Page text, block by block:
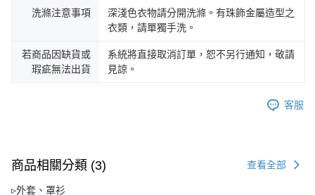
洗滌注意事項
深淺色衣物請分開洗滌。有珠飾金屬造型之
衣類，請單獨手洗。
若商品因缺貨或
瑕疵無法出貨
系統將直接取消訂單，恕不另行通知，敬請
見諒。
客服
商品相關分類 (3) 查看全部
▹外套、罩衫